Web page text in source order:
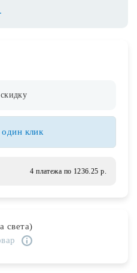
клик
4 платежа по 1236.25 р.
света)